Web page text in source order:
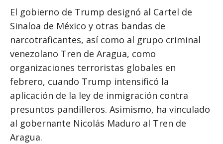
El gobierno de Trump designó al Cartel de
Sinaloa de México y otras bandas de
narcotraficantes, así como al grupo criminal
venezolano Tren de Aragua, como
organizaciones terroristas globales en
febrero, cuando Trump intensificó la
aplicación de la ley de inmigración contra
presuntos pandilleros. Asimismo, ha vinculado
al gobernante Nicolás Maduro al Tren de
Aragua.